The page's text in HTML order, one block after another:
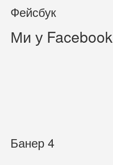
Фейсбук
Ми у Facebook
Банер 4